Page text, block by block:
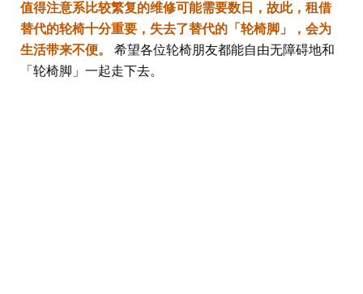
值得注意系比较繁复的维修可能需要数日，故此，租借
替代的轮椅十分重要，失去了替代的「轮椅脚」，会为
生活带来不便。
希望各位轮椅朋友都能自由无障碍地和
「轮椅脚」一起走下去。